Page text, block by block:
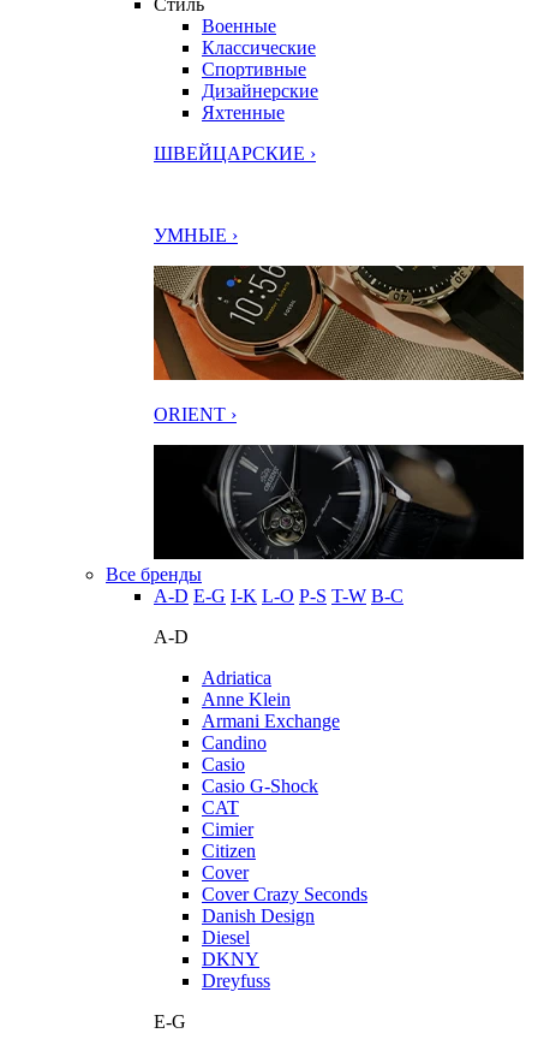
Стиль
Военные
Классические
Спортивные
Дизайнерские
Яхтенные
ШВЕЙЦАРСКИЕ ›
УМНЫЕ ›
ORIENT ›
Все бренды
A-D E-G I-K L-O P-S T-W В-С
A-D
Adriatica
Anne Klein
Armani Exchange
Candino
Casio
Casio G-Shock
CAT
Cimier
Citizen
Cover
Cover Crazy Seconds
Danish Design
Diesel
DKNY
Dreyfuss
E-G